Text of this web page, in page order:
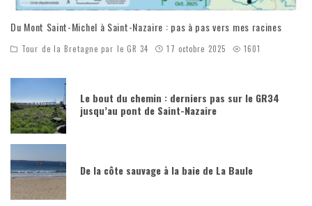
Du Mont Saint-Michel à Saint-Nazaire : pas à pas vers mes racines
Tour de la Bretagne par le GR 34 17 octobre 2025 1601
Le bout du chemin : derniers pas sur le GR34
jusqu’au pont de Saint-Nazaire
De la côte sauvage à la baie de La Baule